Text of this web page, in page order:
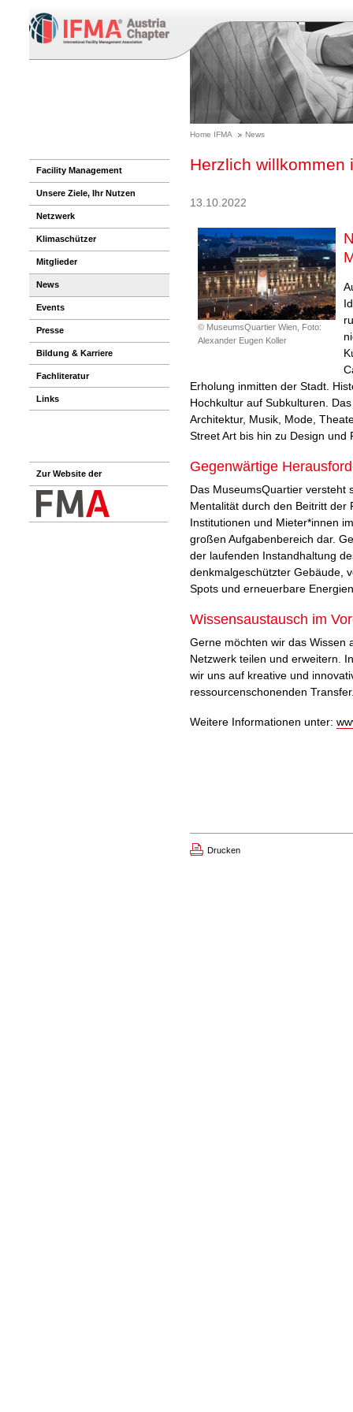
Home IFMA News
Facility Management
Unsere Ziele, Ihr Nutzen
Netzwerk
Klimaschützer
Mitglieder
News
Events
Presse
Bildung & Karriere
Fachliteratur
Links
Zur Website der
Herzlich willkommen
13.10.2022
© MuseumsQuartier Wien, Foto:
Alexander Eugen Koller
Erholung inmitten der Stadt.
Hochkultur auf Subkulturen.
Architektur, Musik, Mode,
Street Art bis hin zu Design und
Gegenwärtige
Das MuseumsQuartier versteht
Mentalität durch den Beitritt der
Institutionen und Mieter*innen
großen Aufgabenbereich dar.
der laufenden Instandhaltung
denkmalgeschützter Gebäude,
Spots und erneuerbare
Wissensaustausch im
Gerne möchten wir das Wissen
Netzwerk teilen und erweitern.
wir uns auf kreative und
ressourcenschonenden
Weitere Informationen unter:
Drucken